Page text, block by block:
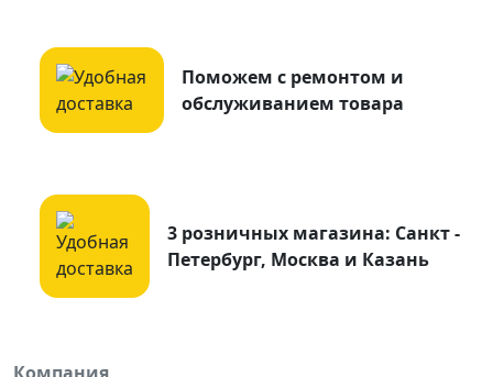
Поможем с ремонтом и
обслуживанием товара
3 розничных магазина: Санкт -
Петербург, Москва и Казань